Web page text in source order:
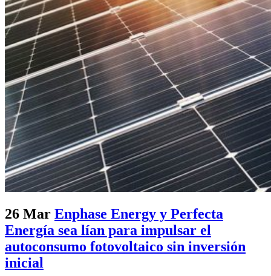
26 Mar Enphase Energy y Perfecta
Energía sea lían para impulsar el
autoconsumo fotovoltaico sin inversión
inicial